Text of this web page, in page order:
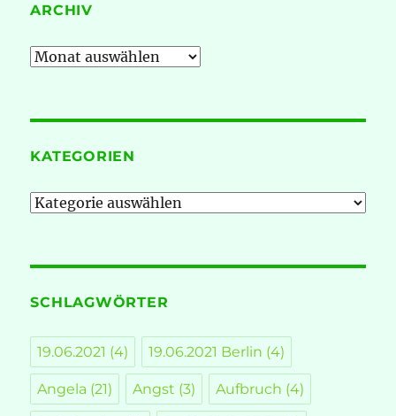
ARCHIV
Archiv
KATEGORIEN
Kategorien
SCHLAGWÖRTER
19.06.2021 (4) 19.06.2021 Berlin (4)
Angela (21) Angst (3) Aufbruch (4)